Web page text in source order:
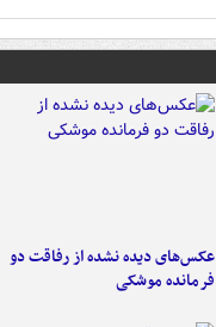
عکس‌های دیده نشده از رفاقت دو
فرمانده‌ موشکی